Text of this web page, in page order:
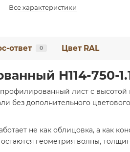
Все характеристики
ответ 0 Цвет RAL
H114-750-
профилированный лист с
без дополнительного
не как облицовка, а как
геометрия волны,